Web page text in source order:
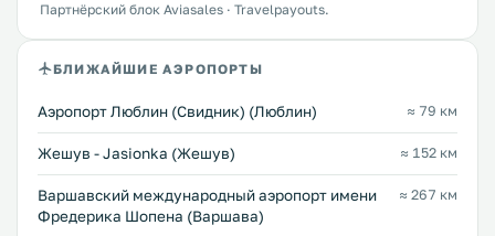
Партнёрский блок Aviasales · Travelpayouts.
БЛИЖАЙШИЕ АЭРОПОРТЫ
Аэропорт Люблин (Свидник) (Люблин) ≈ 79 км
Жешув - Jasionka (Жешув) ≈ 152 км
Варшавский международный аэропорт имени
Фредерика Шопена (Варшава)
≈ 267 км